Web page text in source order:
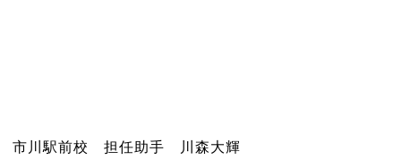
市川駅前校 担任助手 川森大輝